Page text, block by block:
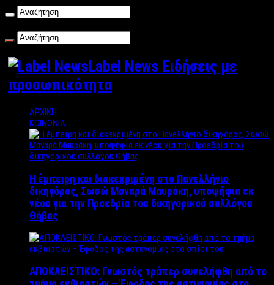
Label News Ειδήσεις με
προσωπικότητα
ΑΡΧΙΚΗ
ΚΟΙΝΩΝΙΑ
Η έμπειρη και διακεκριμένη στο Πανελλήνιο
δικηγόρος, Σωσώ Μαναρά Μαυράκη, υποψήφια εκ
νέου για την Προεδρία του δικηγορικού συλλόγου
Θήβας
ΑΠΟΚΛΕΙΣΤΙΚΟ: Γνωστός τράπερ συνελήφθη από το